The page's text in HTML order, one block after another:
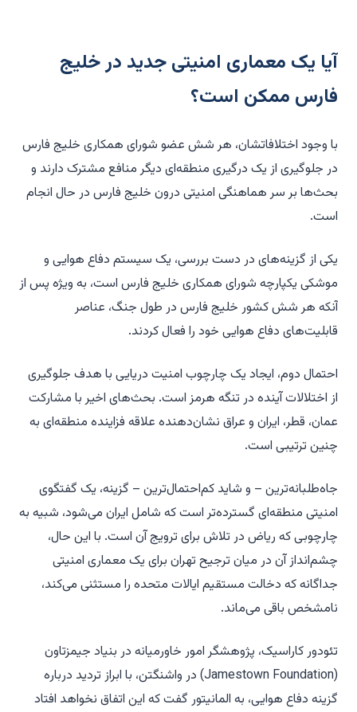
آیا یک معماری امنیتی جدید در خلیج
فارس ممکن است؟
با وجود اختلافاتشان، هر شش عضو شورای همکاری خلیج فارس
در جلوگیری از یک درگیری منطقه‌ای دیگر منافع مشترک دارند و
بحث‌ها بر سر هماهنگی امنیتی درون خلیج فارس در حال انجام
است.
یکی از گزینه‌های در دست بررسی، یک سیستم دفاع هوایی و
موشکی یکپارچه شورای همکاری خلیج فارس است، به ویژه پس از
آنکه هر شش کشور خلیج فارس در طول جنگ، عناصر
قابلیت‌های دفاع هوایی خود را فعال کردند.
احتمال دوم، ایجاد یک چارچوب امنیت دریایی با هدف جلوگیری
از اختلالات آینده در تنگه هرمز است. بحث‌های اخیر با مشارکت
عمان، قطر، ایران و عراق نشان‌دهنده علاقه فزاینده منطقه‌ای به
چنین ترتیبی است.
جاه‌طلبانه‌ترین – و شاید کم‌احتمال‌ترین – گزینه، یک گفتگوی
امنیتی منطقه‌ای گسترده‌تر است که شامل ایران می‌شود، شبیه به
چارچوبی که ریاض در تلاش برای ترویج آن است. با این حال،
چشم‌انداز آن در میان ترجیح تهران برای یک معماری امنیتی
جداگانه که دخالت مستقیم ایالات متحده را مستثنی می‌کند،
نامشخص باقی می‌ماند.
تئودور کاراسیک، پژوهشگر امور خاورمیانه در بنیاد جیمزتاون
(Jamestown Foundation) در واشنگتن، با ابراز تردید درباره
گزینه دفاع هوایی، به المانیتور گفت که این اتفاق نخواهد افتاد